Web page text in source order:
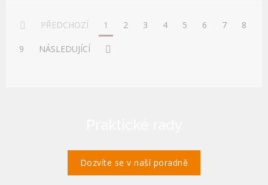
PŘEDCHOZÍ 1 2 3 4 5 6 7 8
9 NÁSLEDUJÍCÍ
Dozvíte se v naší poradně